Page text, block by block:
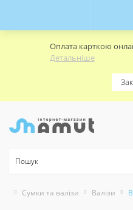
Оплата карткою
Детальніше
Сумки та валізи Валізи